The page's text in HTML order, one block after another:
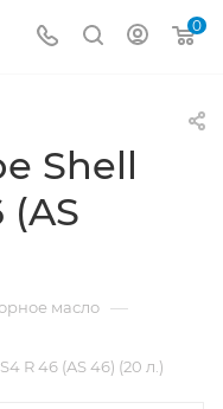
0
Shell
(AS
масло —
R 46 (AS 46) (20 л.)